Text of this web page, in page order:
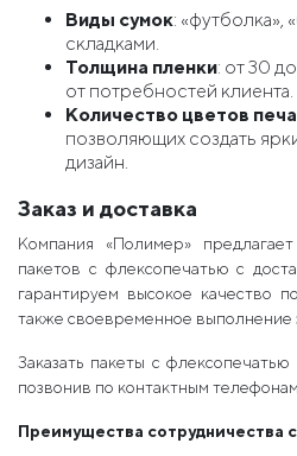
Виды сумок: «футболка»,
складками.
Толщина пленки: от 30
от потребностей клиента.
Количество цветов
позволяющих создать
дизайн.
Заказ и доставка
Компания «Полимер»
пакетов с флексопечатью с
гарантируем высокое качество
также своевременное выполнение
Заказать пакеты с
позвонив по контактным телефонам.
Преимущества сотрудничества